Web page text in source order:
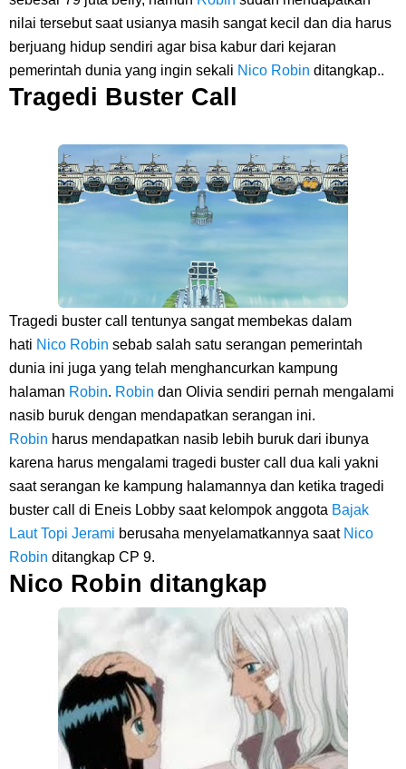
nilai tersebut saat usianya masih sangat kecil dan dia harus
berjuang hidup sendiri agar bisa kabur dari kejaran
pemerintah dunia yang ingin sekali Nico Robin ditangkap..
Tragedi Buster Call
Tragedi buster call tentunya sangat membekas dalam
hati Nico Robin sebab salah satu serangan pemerintah
dunia ini juga yang telah menghancurkan kampung
halaman Robin. Robin dan Olivia sendiri pernah mengalami
nasib buruk dengan mendapatkan serangan ini.
Robin harus mendapatkan nasib lebih buruk dari ibunya
karena harus mengalami tragedi buster call dua kali yakni
saat serangan ke kampung halamannya dan ketika tragedi
buster call di Eneis Lobby saat kelompok anggota Bajak
Laut Topi Jerami berusaha menyelamatkannya saat Nico
Robin ditangkap CP 9.
Nico Robin ditangkap